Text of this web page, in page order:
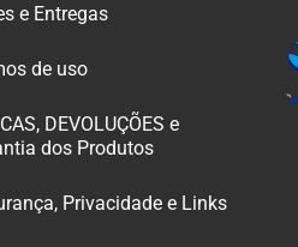
e Entregas
de uso
DEVOLUÇÕES e
dos Produtos
Privacidade e Links